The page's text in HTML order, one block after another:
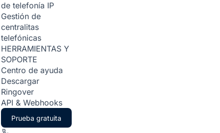
de telefonía IP
Gestión de
centralitas
telefónicas
HERRAMIENTAS Y
SOPORTE
Centro de ayuda
Descargar
Ringover
API & Webhooks
Prueba gratuita